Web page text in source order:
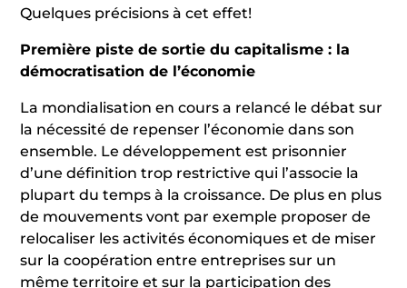
Quelques précisions à cet effet!
Première piste de sortie du capitalisme : la
démocratisation de l’économie
La mondialisation en cours a relancé le débat sur
la nécessité de repenser l’économie dans son
ensemble. Le développement est prisonnier
d’une définition trop restrictive qui l’associe la
plupart du temps à la croissance. De plus en plus
de mouvements vont par exemple proposer de
relocaliser les activités économiques et de miser
sur la coopération entre entreprises sur un
même territoire et sur la participation des